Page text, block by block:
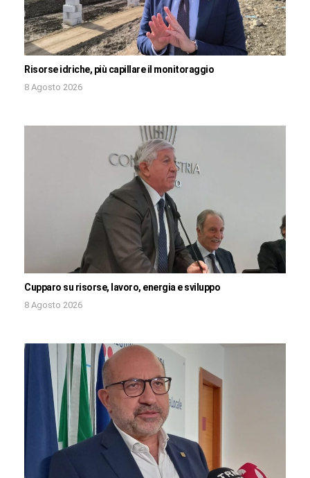
Risorse idriche, più capillare il monitoraggio
8 Agosto 2026
Cupparo su risorse, lavoro, energia e sviluppo
8 Agosto 2026